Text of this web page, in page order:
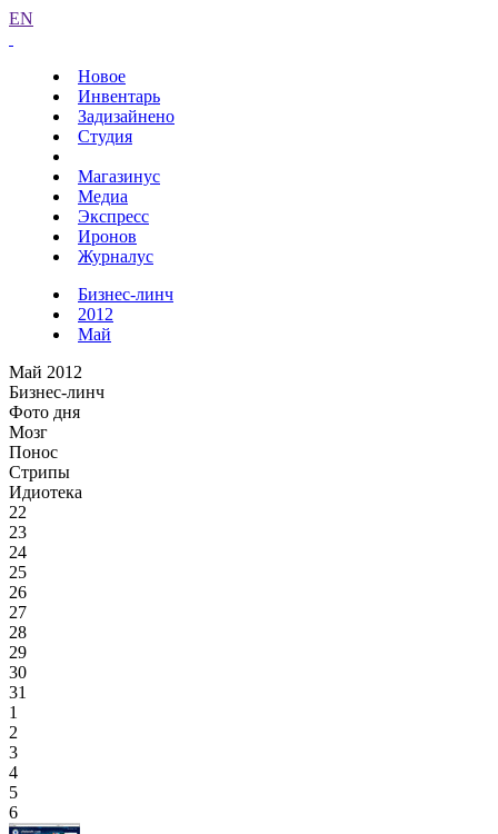
EN
Новое
Инвентарь
Задизайнено
Студия
Магазинус
Медиа
Экспресс
Иронов
Журналус
Бизнес-линч
2012
Май
Май 2012
Бизнес-линч
Фото дня
Мозг
Понос
Стрипы
Идиотека
22
23
24
25
26
27
28
29
30
31
1
2
3
4
5
6